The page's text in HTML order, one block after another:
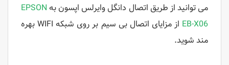
می توانید از طریق اتصال دانگل وایرلس اپسون بهEPSON
EB-X06
از مزایای اتصال بی سیم بر روی شبکه WIFI بهره
مند شوید.